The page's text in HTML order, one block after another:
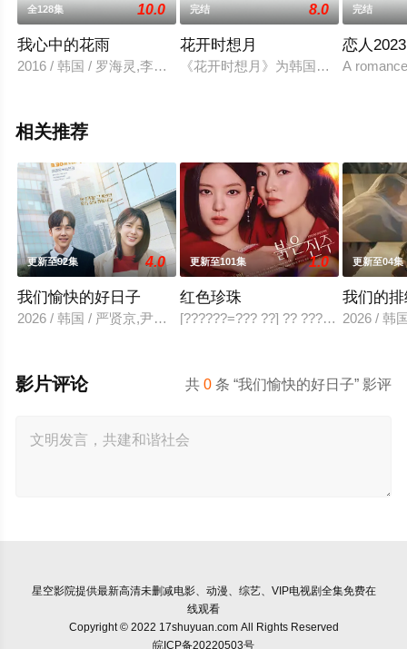
全128集 10.0
我心中的花雨
2016 / 韩国 / 罗海灵,李昌旭,池恩诚
完结 8.0
花开时想月
《花开时想月》为韩国KBS2于2021
完结
恋人2023
A
相关推荐
更新至92集 4.0
我们愉快的好日子
2026 / 韩国 / 严贤京,尹仲勋,申正允,尹多英,金惠玉,鲜于在德,尹
更新至101集 1.0
红色珍珠
[??????=??? ??] ?? ???? ?? ?? ???
更新至04集
我们的
2026 / 韩
共0 条 “我们愉快的好日子” 影评
影片评论
星空影院提供最新高清未删减电影、动漫、综艺、VIP电视剧全集免费在
线观看
Copyright © 2022 17shuyuan.com All Rights Reserved
皖ICP备20220503号